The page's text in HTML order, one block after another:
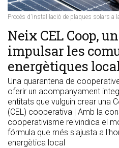
Procés d'instal·lació de plaques solars a
​Neix CEL Coop,
impulsar les
energètiques
Una quarantena de
oferir un acompanyament
entitats que vulguin crear una
(CEL) cooperativa | Amb la
cooperativisme reivindica el
fórmula que més s'ajusta a
energètica local